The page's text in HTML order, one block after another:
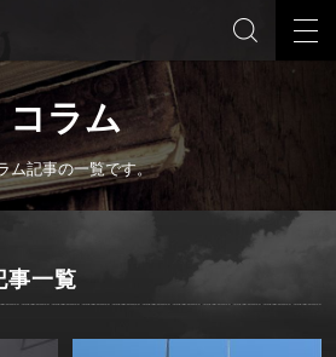
コラム
ム記事の一覧です。
事一覧